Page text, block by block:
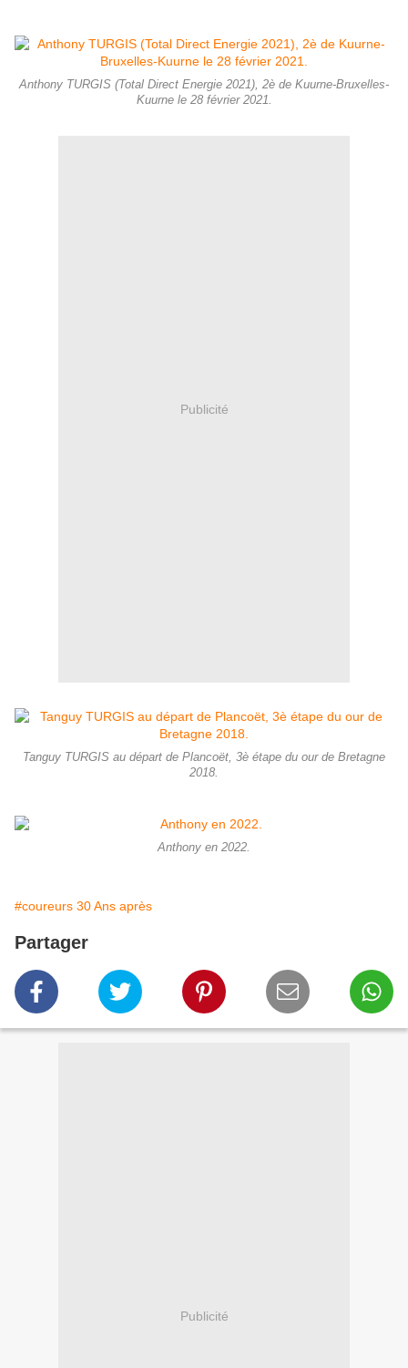
Anthony TURGIS (Total Direct Energie 2021), 2è de Kuurne-Bruxelles-
Kuurne le 28 février 2021.
Publicité
Tanguy TURGIS au départ de Plancoët, 3è étape du our de Bretagne
2018.
Anthony en 2022.
#coureurs 30 Ans après
Partager
Publicité